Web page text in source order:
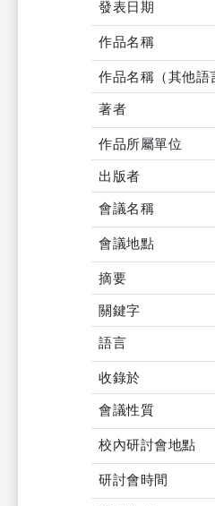
發表日期
作品名稱
作品名稱（其他語
著者
作品所屬單位
出版者
會議名稱
會議地點
摘要
關鍵字
語言
收錄於
會議性質
校內研討會地點
研討會時間